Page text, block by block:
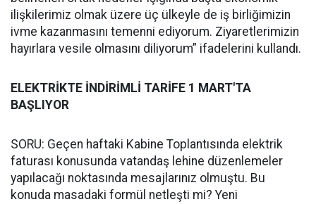
ilişkilerimiz olmak üzere üç ülkeyle de iş birliğimizin
ivme kazanmasını temenni ediyorum. Ziyaretlerimizin
hayırlara vesile olmasını diliyorum” ifadelerini kullandı.
ELEKTRİKTE İNDİRİMLİ TARİFE 1 MART'TA
BAŞLIYOR
SORU: Geçen haftaki Kabine Toplantısında elektrik
faturası konusunda vatandaş lehine düzenlemeler
yapılacağı noktasında mesajlarınız olmuştu. Bu
konuda masadaki formül netleşti mi? Yeni